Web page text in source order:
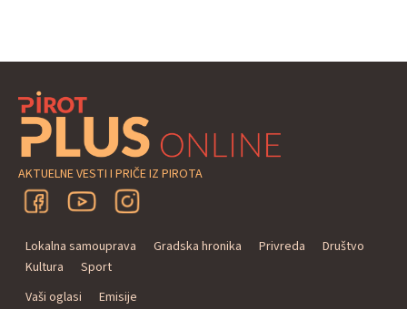
AKTUELNE VESTI I PRIČE IZ PIROTA
Lokalna samouprava Gradska hronika Privreda
Društvo
Kultura
Sport
Vaši oglasi
Emisije